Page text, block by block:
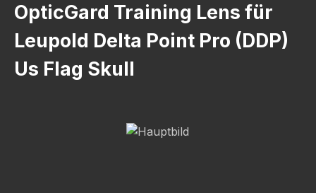
OpticGard Training Lens für
Leupold Delta Point Pro (DDP)
Us Flag Skull
Omitir galería de imágenes